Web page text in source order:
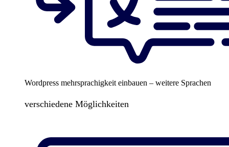
Wordpress mehrsprachigkeit einbauen – weitere Sprachen
verschiedene Möglichkeiten